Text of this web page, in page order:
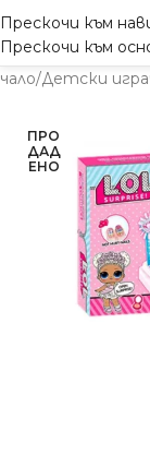
Прескочи към
Прескочи към
/Детски
ПРО
ДАД
ЕНО